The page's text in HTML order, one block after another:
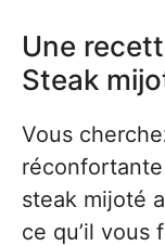
Une
Steak
Vous
steak mijoté
ce qu’il vous